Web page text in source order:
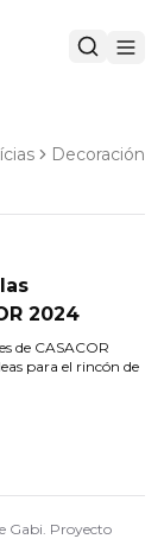
Decoración
2024
de CASACOR
para el rincón de
Gabi. Proyecto